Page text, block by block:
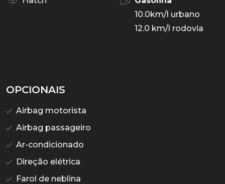
10.0km/l urbano
12.0 km/l rodovia
OPCIONAIS
Airbag motorista
Airbag passageiro
Ar-condicionado
Direção elétrica
Farol de neblina